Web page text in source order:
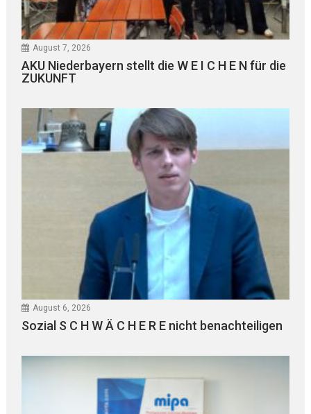
August 7, 2026
AKU Niederbayern stellt die W E I C H E N für die
ZUKUNFT
August 6, 2026
Sozial S C H W Ä C H E R E nicht benachteiligen